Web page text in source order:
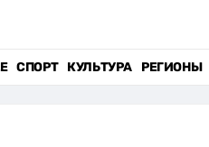
СПОРТ КУЛЬТУРА РЕГИОНЫ